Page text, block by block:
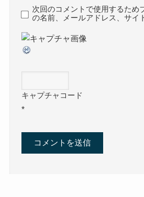
次回のコメントで使用するため
の名前、メールアドレス、サイ
キャプチャコード
*